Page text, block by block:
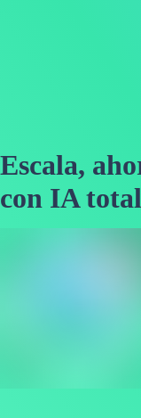
Escala,
con IA